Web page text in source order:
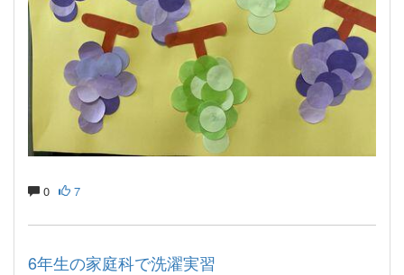
0 7
6年生の家庭科で洗濯実習